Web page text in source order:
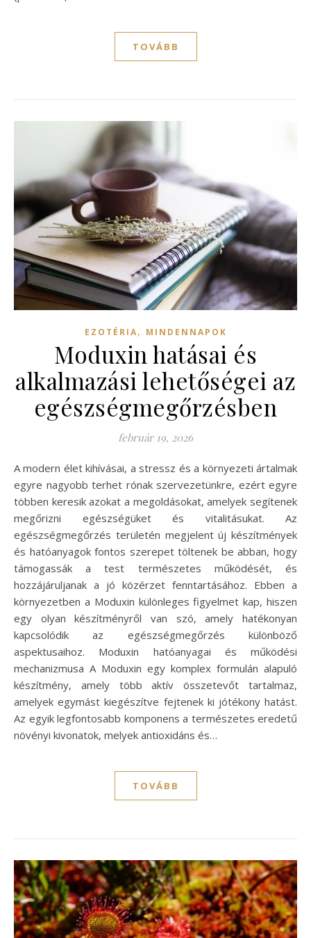
TOVÁBB
EZOTÉRIA, MINDENNAPOK
Moduxin hatásai és
alkalmazási lehetőségei az
egészségmegőrzésben
február 19, 2026
A modern élet kihívásai, a stressz és a környezeti ártalmak
egyre nagyobb terhet rónak szervezetünkre, ezért egyre
többen keresik azokat a megoldásokat, amelyek segítenek
megőrizni egészségüket és vitalitásukat. Az
egészségmegőrzés területén megjelent új készítmények
és hatóanyagok fontos szerepet töltenek be abban, hogy
támogassák a test természetes működését, és
hozzájáruljanak a jó közérzet fenntartásához. Ebben a
környezetben a Moduxin különleges figyelmet kap, hiszen
egy olyan készítményről van szó, amely hatékonyan
kapcsolódik az egészségmegőrzés különböző
aspektusaihoz. Moduxin hatóanyagai és működési
mechanizmusa A Moduxin egy komplex formulán alapuló
készítmény, amely több aktív összetevőt tartalmaz,
amelyek egymást kiegészítve fejtenek ki jótékony hatást.
Az egyik legfontosabb komponens a természetes eredetű
növényi kivonatok, melyek antioxidáns és…
TOVÁBB